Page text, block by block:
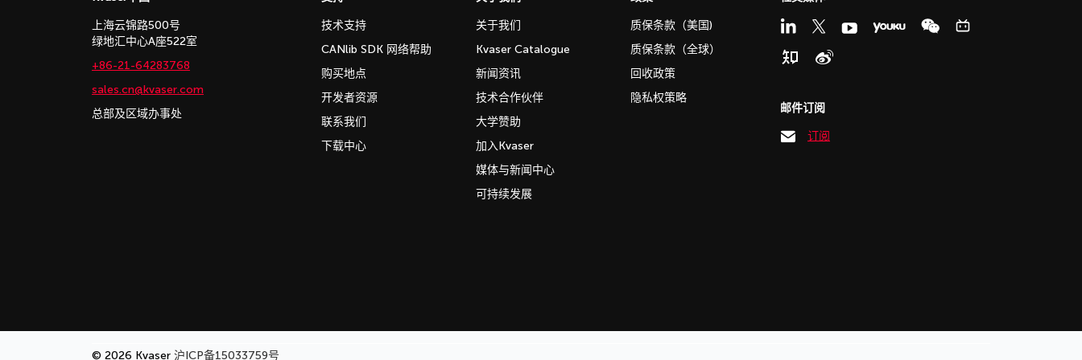
上海云锦路500号
绿地汇中心A座522室
+86-21-64283768
sales.cn@kvaser.com
总部及区域办事处
技术支持
CANlib SDK 网络帮助
购买地点
开发者资源
联系我们
下载中心
关于我们
Kvaser Catalogue
新闻资讯
技术合作伙伴
大学赞助
加入Kvaser
媒体与新闻中心
可持续发展
质保条款（美国)
质保条款（全球）
回收政策
隐私权策略
邮件订阅
订阅
© 2026 Kvaser 沪ICP备15033759号